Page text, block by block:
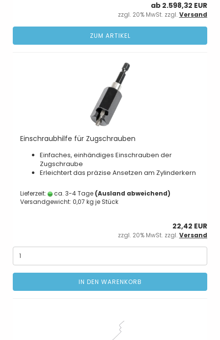
ab 2.598,32 EUR
zzgl. 20% MwSt. zzgl. Versand
ZUM ARTIKEL
Einschraubhilfe für Zugschrauben
Einfaches, einhändiges Einschrauben der
Zugschraube
Erleichtert das präzise Ansetzen am Zylinderkern
Lieferzeit: ca. 3-4 Tage (Ausland abweichend)
Versandgewicht:0,07 kg je Stück
22,42 EUR
zzgl. 20% MwSt. zzgl. Versand
IN DEN WARENKORB